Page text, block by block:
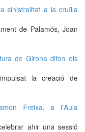
sinistralitat a la cruïlla
de Palamós, Joan
de Girona difon els
la creació de
Freixa, a l'Aula
ahir una sessió